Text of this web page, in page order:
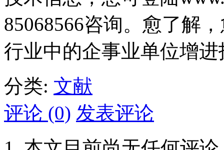
85068566咨询。愈了解
行业中的企事业单位增
分类: 文献
评论 (0) 发表评论